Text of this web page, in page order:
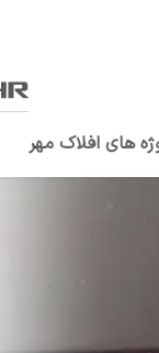
های افلاک مهر